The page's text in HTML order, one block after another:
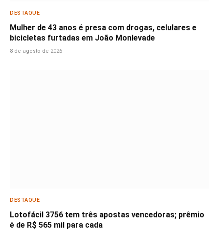
DESTAQUE
Mulher de 43 anos é presa com drogas, celulares e
bicicletas furtadas em João Monlevade
8 de agosto de 2026
DESTAQUE
Lotofácil 3756 tem três apostas vencedoras; prêmio
é de R$ 565 mil para cada